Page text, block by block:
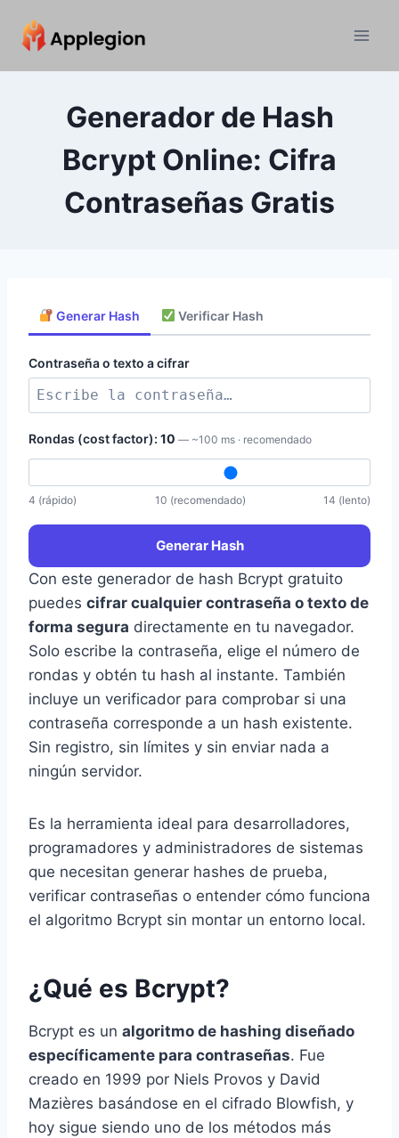
Generador de Hash
Bcrypt Online: Cifra
Contraseñas Gratis
Generar Hash Verificar Hash
Contraseña o texto a cifrar
Rondas (cost factor): 10 — ~100 ms · recomendado
4 (rápido) 10 (recomendado) 14 (lento)
Generar Hash
Con este generador de hash Bcrypt gratuito
puedes cifrar cualquier contraseña o texto de
forma segura directamente en tu navegador.
Solo escribe la contraseña, elige el número de
rondas y obtén tu hash al instante. También
incluye un verificador para comprobar si una
contraseña corresponde a un hash existente.
Sin registro, sin límites y sin enviar nada a
ningún servidor.
Es la herramienta ideal para desarrolladores,
programadores y administradores de sistemas
que necesitan generar hashes de prueba,
verificar contraseñas o entender cómo funciona
el algoritmo Bcrypt sin montar un entorno local.
¿Qué es Bcrypt?
Bcrypt es un algoritmo de hashing diseñado
específicamente para contraseñas. Fue
creado en 1999 por Niels Provos y David
Mazières basándose en el cifrado Blowfish, y
hoy sigue siendo uno de los métodos más